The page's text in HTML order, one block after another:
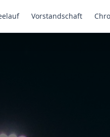
Vorstandschaft